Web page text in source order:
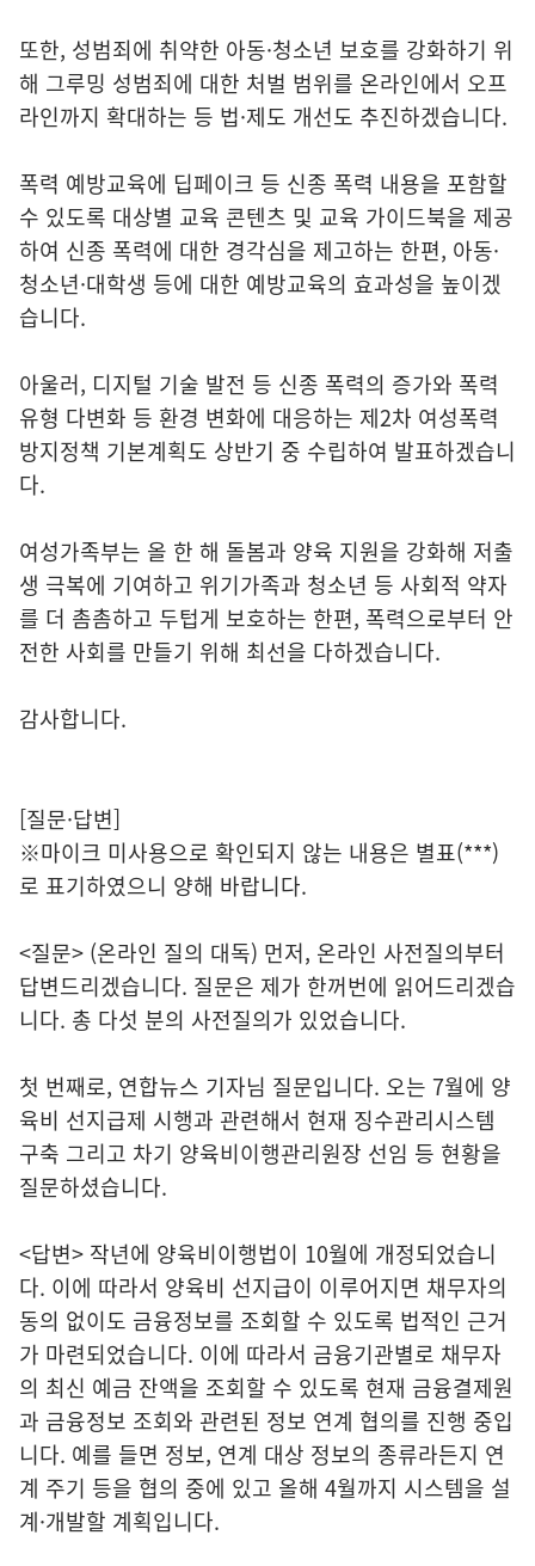
또한, 성범죄에 취약한 아동·청소년 보호를 강화하기 위
해 그루밍 성범죄에 대한 처벌 범위를 온라인에서 오프
라인까지 확대하는 등 법·제도 개선도 추진하겠습니다.
폭력 예방교육에 딥페이크 등 신종 폭력 내용을 포함할
수 있도록 대상별 교육 콘텐츠 및 교육 가이드북을 제공
하여 신종 폭력에 대한 경각심을 제고하는 한편, 아동·
청소년·대학생 등에 대한 예방교육의 효과성을 높이겠
습니다.
아울러, 디지털 기술 발전 등 신종 폭력의 증가와 폭력
유형 다변화 등 환경 변화에 대응하는 제2차 여성폭력
방지정책 기본계획도 상반기 중 수립하여 발표하겠습니
다.
여성가족부는 올 한 해 돌봄과 양육 지원을 강화해 저출
생 극복에 기여하고 위기가족과 청소년 등 사회적 약자
를 더 촘촘하고 두텁게 보호하는 한편, 폭력으로부터 안
전한 사회를 만들기 위해 최선을 다하겠습니다.
감사합니다.
[질문·답변]
※마이크 미사용으로 확인되지 않는 내용은 별표(***)
로 표기하였으니 양해 바랍니다.
<질문> (온라인 질의 대독) 먼저, 온라인 사전질의부터
답변드리겠습니다. 질문은 제가 한꺼번에 읽어드리겠습
니다. 총 다섯 분의 사전질의가 있었습니다.
첫 번째로, 연합뉴스 기자님 질문입니다. 오는 7월에 양
육비 선지급제 시행과 관련해서 현재 징수관리시스템
구축 그리고 차기 양육비이행관리원장 선임 등 현황을
질문하셨습니다.
<답변> 작년에 양육비이행법이 10월에 개정되었습니
다. 이에 따라서 양육비 선지급이 이루어지면 채무자의
동의 없이도 금융정보를 조회할 수 있도록 법적인 근거
가 마련되었습니다. 이에 따라서 금융기관별로 채무자
의 최신 예금 잔액을 조회할 수 있도록 현재 금융결제원
과 금융정보 조회와 관련된 정보 연계 협의를 진행 중입
니다. 예를 들면 정보, 연계 대상 정보의 종류라든지 연
계 주기 등을 협의 중에 있고 올해 4월까지 시스템을 설
계·개발할 계획입니다.